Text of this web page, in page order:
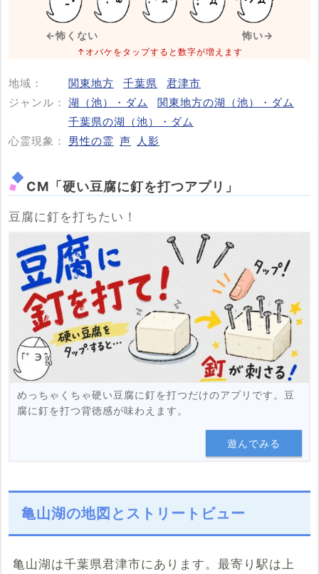
※事件・事故が起きた日付
投稿する
←怖くない 怖い→
↑オバケをタップすると数字が増えます
地域： 関東地方 千葉県
君津市
ジャンル： 湖（池）・ダム
関東地方の湖（池）・ダム
千葉県の湖（池）・ダム
心霊現象：
男性の霊 声 人影
CM「硬い豆腐に釘を打つアプリ」
豆腐に釘を打ちたい！
めっちゃくちゃ硬い豆腐に釘を打つだけのアプリです。豆
腐に釘を打つ背徳感が味わえます。
遊んでみる
亀山湖の地図とストリートビュー
亀山湖は千葉県君津市にあります。最寄り駅は上